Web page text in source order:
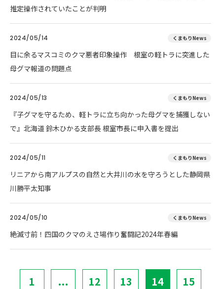
推定操作されていたことが判明
2024/05/14 くまもりNews
目に余るマスコミのクマ悪者印象操作 根室の軽トラに突進した
母グマ報道の問題点
2024/05/13 くまもりNews
『子グマを守るため、軽トラに立ち向かった母グマを捕獲しない
で』北海道 鈴木ひかる支部長 根室市長に申入書を提出
2024/05/11 くまもりNews
リニアから南アルプスの自然と大井川の水を守ろうとした静岡県
川勝平太知事
2024/05/10 くまもりNews
絶滅寸前！四国のクマのえさ場作り奮闘記2024年春編
1 ... 12 13 14 15